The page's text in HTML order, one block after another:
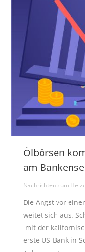
Ölbörsen
am
Nachrichten zum
Die Angst vor
weitet sich aus.
mit der
erste US-Bank in